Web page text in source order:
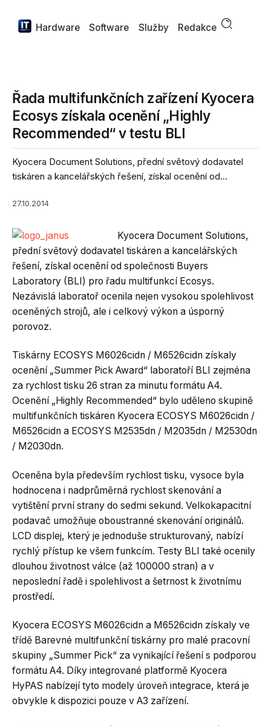
Hardware Software Služby Redakce
Řada multifunkčních zařízení Kyocera
Ecosys získala ocenění „Highly
Recommended“ v testu BLI
Kyocera Document Solutions, přední světový dodavatel
tiskáren a kancelářských řešení, získal ocenění od...
27.10.2014
Kyocera Document Solutions,
přední světový dodavatel tiskáren a kancelářských
řešení, získal ocenění od společnosti Buyers
Laboratory (BLI) pro řadu multifunkcí Ecosys.
Nezávislá laboratoř ocenila nejen vysokou spolehlivost
oceněných strojů, ale i celkový výkon a úsporný
porovoz.
Tiskárny ECOSYS M6026cidn / M6526cidn získaly
ocenění „Summer Pick Award“ laboratoří BLI zejména
za rychlost tisku 26 stran za minutu formátu A4.
Ocenění „Highly Recommended“ bylo uděleno skupině
multifunkčních tiskáren Kyocera ECOSYS M6026cidn /
M6526cidn a ECOSYS M2535dn / M2035dn / M2530dn
/ M2030dn.
Oceněna byla především rychlost tisku, vysoce byla
hodnocena i nadprůměrná rychlost skenování a
vytištění první strany do sedmi sekund. Velkokapacitní
podavač umožňuje oboustranné skenování originálů.
LCD displej, který je jednoduše strukturovaný, nabízí
rychlý přístup ke všem funkcím. Testy BLI také ocenily
dlouhou životnost válce (až 100000 stran) a v
neposlední řadě i spolehlivost a šetrnost k životnímu
prostředí.
Kyocera ECOSYS M6026cidn a M6526cidn získaly ve
třídě Barevné multifunkční tiskárny pro malé pracovní
skupiny „Summer Pick“ za vynikající řešení s podporou
formátu A4. Díky integrované platformě Kyocera
HyPAS nabízejí tyto modely úroveň integrace, která je
obvykle k dispozici pouze v A3 zařízení.